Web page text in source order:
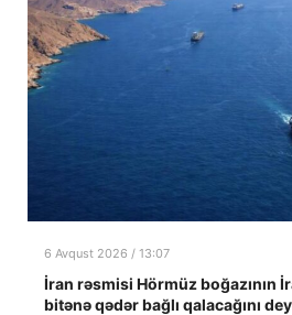
6 Avqust 2026 / 13:07
İran rəsmisi Hörmüz boğazının
bitənə qədər bağlı qalacağını